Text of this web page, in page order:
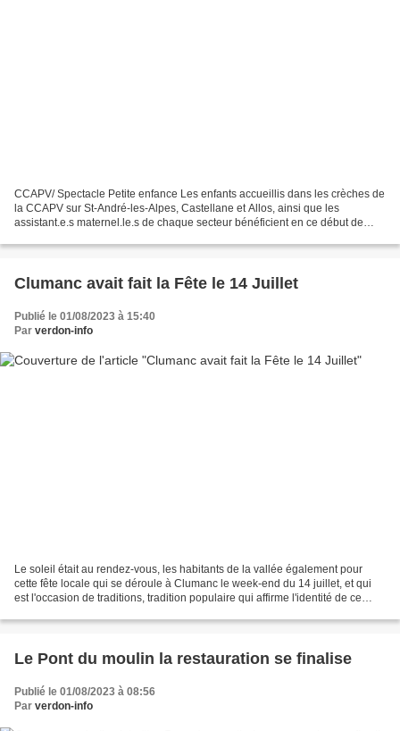
CCAPV/ Spectacle Petite enfance Les enfants accueillis dans les crèches de
la CCAPV sur St-André-les-Alpes, Castellane et Allos, ainsi que les
assistant.e.s maternel.le.s de chaque secteur bénéficient en ce début de
Clumanc avait fait la Fête le 14 Juillet
Publié le 01/08/2023 à 15:40
Par verdon-info
Le soleil était au rendez-vous, les habitants de la vallée également pour
cette fête locale qui se déroule à Clumanc le week-end du 14 juillet, et qui
est l'occasion de traditions, tradition populaire qui affirme l'identité de ce
Le Pont du moulin la restauration se finalise
Publié le 01/08/2023 à 08:56
Par verdon-info